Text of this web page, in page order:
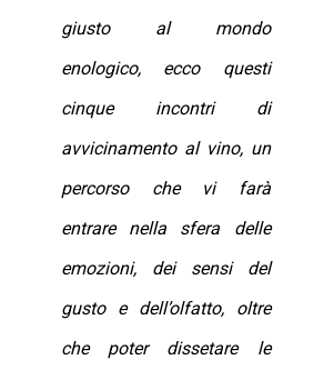
giusto al mondo
enologico, ecco questi
cinque incontri di
avvicinamento al vino, un
percorso che vi farà
entrare nella sfera delle
emozioni, dei sensi del
gusto e dell’olfatto, oltre
che poter dissetare le